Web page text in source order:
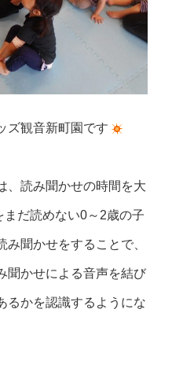
ズ観音新町園です
、読み聞かせの時間を大
まだ読めない0～2歳の子
聞かせをすることで、
聞かせによる音声を結び
るかを認識するようにな